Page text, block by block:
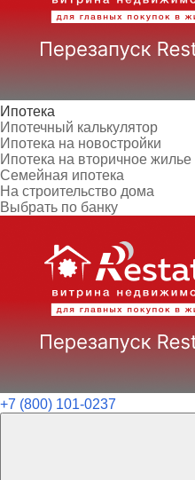
Ипотека
Ипотечный калькулятор
Ипотека на новостройки
Ипотека на вторичное жилье
Семейная ипотека
На строительство дома
Выбрать по банку
+7 (800) 101-0237